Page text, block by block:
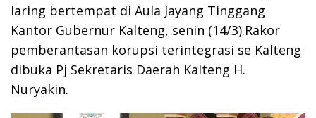
laring bertempat di Aula Jayang Tinggang
Kantor Gubernur Kalteng, senin (14/3).Rakor
pemberantasan korupsi terintegrasi se Kalteng
dibuka Pj Sekretaris Daerah Kalteng H.
Nuryakin.